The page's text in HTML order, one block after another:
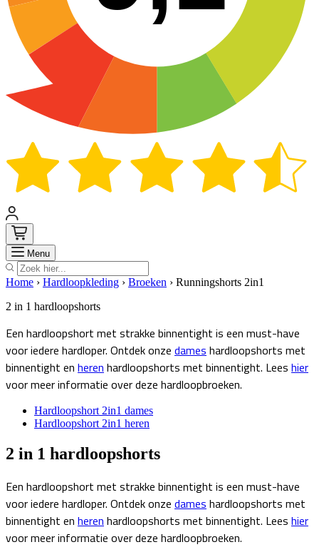
Menu Zoek
Home › Hardloopkleding › Broeken › Runningshorts 2in1
2 in 1 hardloopshorts
Een hardloopshort met strakke binnentight is een must-have
voor iedere hardloper. Ontdek onze dames hardloopshorts met
binnentight en heren hardloopshorts met binnentight. Lees hier
voor meer informatie over deze hardloopbroeken.
Hardloopshort 2in1 dames
Hardloopshort 2in1 heren
2 in 1 hardloopshorts
Een hardloopshort met strakke binnentight is een must-have
voor iedere hardloper. Ontdek onze dames hardloopshorts met
binnentight en heren hardloopshorts met binnentight. Lees hier
voor meer informatie over deze hardloopbroeken.